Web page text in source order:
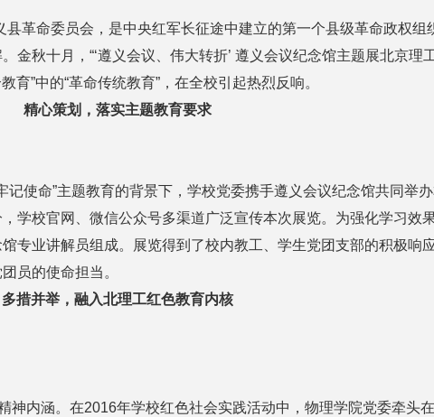
革命委员会，是中央红军长征途中建立的第一个县级革命政权组
秋十月，“‘遵义会议、伟大转折’ 遵义会议纪念馆主题展北京理
育”中的“革命传统教育”，在全校引起热烈反响。
精心策划，落实主题教育要求
使命”主题教育的背景下，学校党委携手遵义会议纪念馆共同举
学校官网、微信公众号多渠道广泛宣传本次展览。为强化学习效
专业讲解员组成。展览得到了校内教工、学生党团支部的积极响
员的使命担当。
多措并举，融入北理工红色教育内核
内涵。在2016年学校红色社会实践活动中，物理学院党委牵头